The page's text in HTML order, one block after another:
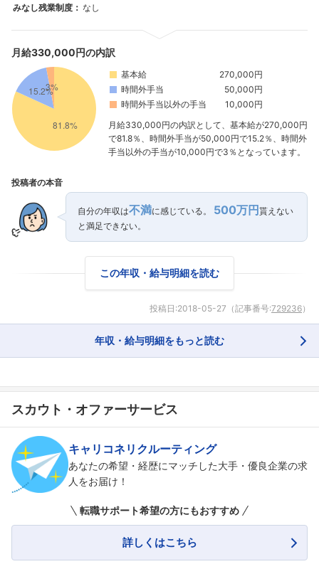
こちらの企業もフォローしませんか？
みなし残業制度： なし
月給330,000円の内訳
基本給
270,000円
時間外手当
50,000円
時間外手当以外の手当
10,000円
月給330,000円の内訳として、基本給が270,000円
で81.8％、時間外手当が50,000円で15.2％、時間外
手当以外の手当が10,000円で3％となっています。
投稿者の本音
自分の年収は不満に感じている。 500万円 貰えない
と満足できない。
この年収・給与明細を読む
投稿日:2018-05-27 （記事番号:729236）
年収・給与明細をもっと読む
スカウト・オファーサービス
キャリコネリクルーティング
あなたの希望・経歴にマッチした大手・優良企業の求
人をお届け！
転職サポート希望の方にもおすすめ
詳しくはこちら